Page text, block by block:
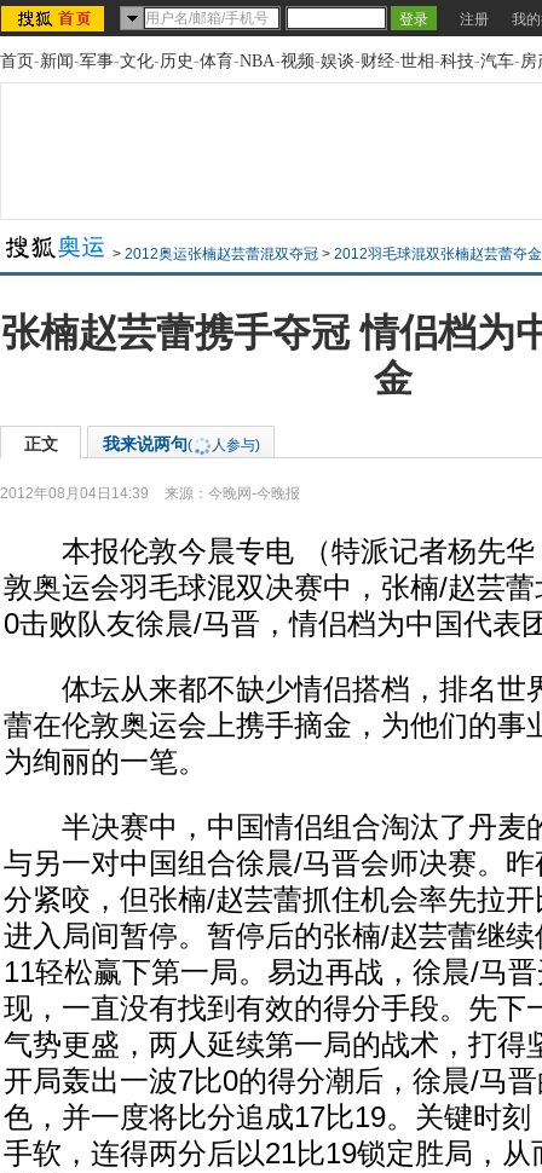
注册 我
首页-新闻-军事-文化-历史-体育-NBA-视频-娱谈-财经-世相-科技-汽车-房
> 2012奥运张楠赵芸蕾混双夺冠 > 2012羽毛球混双张楠赵芸蕾夺
张楠赵芸蕾携手夺冠 情侣档为
金
正文 我来说两句( 人参与)
2012年08月04日14:39 来源： 今晚网-今晚报
本报伦敦今晨专电 （特派记者杨先华
敦奥运会羽毛球混双决赛中，张楠/赵芸
0击败队友徐晨/马晋，情侣档为中国代表
体坛从来都不缺少情侣搭档，排名世
蕾在伦敦奥运会上携手摘金，为他们的事
为绚丽的一笔。
半决赛中，中国情侣组合淘汰了丹麦
与另一对中国组合徐晨/马晋会师决赛。
分紧咬，但张楠/赵芸蕾抓住机会率先拉
进入局间暂停。暂停后的张楠/赵芸蕾继
11轻松赢下第一局。易边再战，徐晨/马
现，一直没有找到有效的得分手段。先下
气势更盛，两人延续第一局的战术，打得
开局轰出一波7比0的得分潮后，徐晨/马
色，并一度将比分追成17比19。关键时
手软，连得两分后以21比19锁定胜局，